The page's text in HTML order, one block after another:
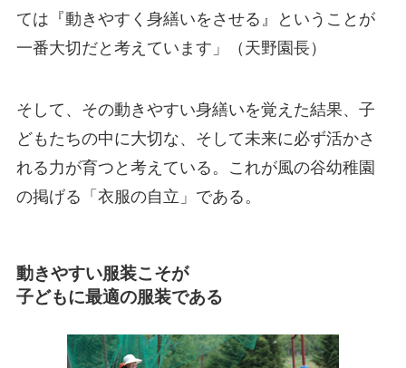
ては『動きやすく身繕いをさせる』ということが
一番大切だと考えています」（天野園長）
そして、その動きやすい身繕いを覚えた結果、子
どもたちの中に大切な、そして未来に必ず活かさ
れる力が育つと考えている。これが風の谷幼稚園
の掲げる「衣服の自立」である。
動きやすい服装こそが
子どもに最適の服装である